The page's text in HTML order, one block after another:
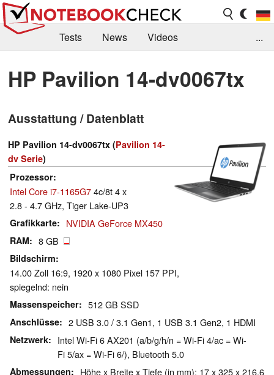
Tests News
Videos
Kaufberatung
Deals Suche
Jobs
Forum
...
HP Pavilion 14-dv0067tx
Ausstattung / Datenblatt
HP Pavilion 14-dv0067tx (Pavilion 14-
dv Serie)
Prozessor
Intel Core i7-1165G74c/8t 4 x
2.8 - 4.7 GHz, Tiger Lake-UP3
Grafikkarte NVIDIA GeForce MX450
RAM 8 GB
Bildschirm
14.00 Zoll 16:9, 1920 x 1080 Pixel 157 PPI,
spiegelnd: nein
Massenspeicher 512 GB SSD
Anschlüsse 2 USB 3.0 / 3.1 Gen1, 1 USB 3.1 Gen2, 1 HDMI
Netzwerk
Intel Wi-Fi 6 AX201 (a/b/g/h/n = Wi-Fi 4/ac = Wi-
Fi 5/ax = Wi-Fi 6/), Bluetooth 5.0
Abmessungen Höhe x Breite x Tiefe (in mm): 17 x 325 x 216.6